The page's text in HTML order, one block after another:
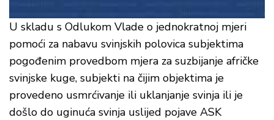
U skladu s Odlukom Vlade o jednokratnoj mjeri
pomoći za nabavu svinjskih polovica subjektima
pogođenim provedbom mjera za suzbijanje afričke
svinjske kuge, subjekti na čijim objektima je
provedeno usmrćivanje ili uklanjanje svinja ili je
došlo do uginuća svinja uslijed pojave ASK